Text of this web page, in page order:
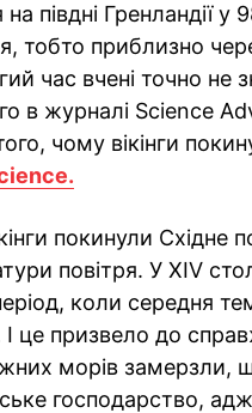
півдні Гренландії у
тобто приблизно
час вчені точно не
в журналі Science
чому вікінги
покинули Східне
повітря. У XIV
коли середня
це призвело до
морів замерзли,
господарство,